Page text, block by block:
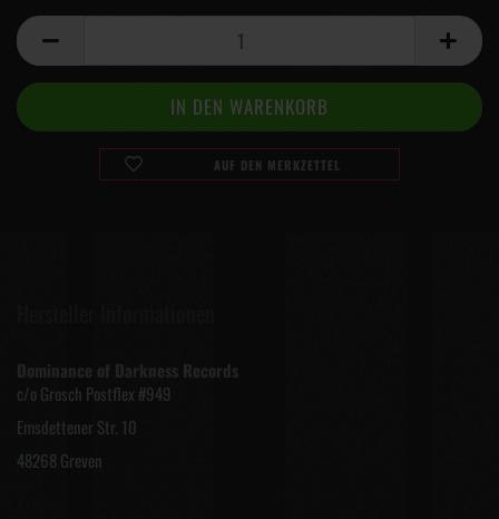
AUF DEN MERKZETTEL
Dominance of Darkness Records
c/o Grosch Postflex #949
Emsdettener Str. 10
48268 Greven